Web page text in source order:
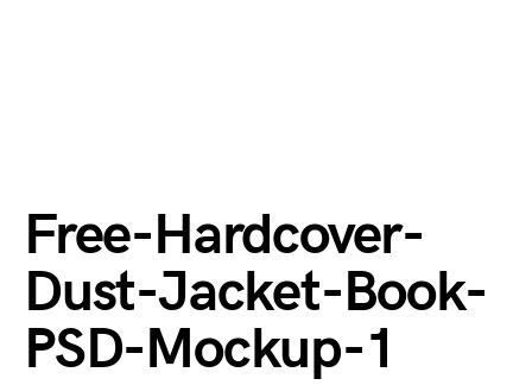
Free-Hardcover-
Dust-Jacket-Book-
PSD-Mockup-1